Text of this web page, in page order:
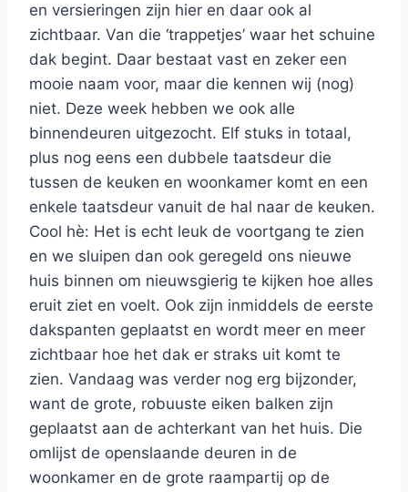
en versieringen zijn hier en daar ook al
zichtbaar. Van die ‘trappetjes’ waar het schuine
dak begint. Daar bestaat vast en zeker een
mooie naam voor, maar die kennen wij (nog)
niet. Deze week hebben we ook alle
binnendeuren uitgezocht. Elf stuks in totaal,
plus nog eens een dubbele taatsdeur die
tussen de keuken en woonkamer komt en een
enkele taatsdeur vanuit de hal naar de keuken.
Cool hè: Het is echt leuk de voortgang te zien
en we sluipen dan ook geregeld ons nieuwe
huis binnen om nieuwsgierig te kijken hoe alles
eruit ziet en voelt. Ook zijn inmiddels de eerste
dakspanten geplaatst en wordt meer en meer
zichtbaar hoe het dak er straks uit komt te
zien. Vandaag was verder nog erg bijzonder,
want de grote, robuuste eiken balken zijn
geplaatst aan de achterkant van het huis. Die
omlijst de openslaande deuren in de
woonkamer en de grote raampartij op de